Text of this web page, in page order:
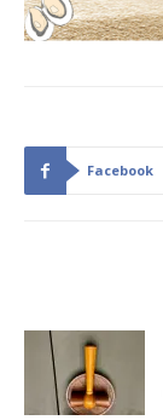
Facebook